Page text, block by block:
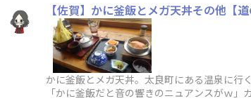
【佐賀】かに釜飯とメガ天丼その他【道
かに釜飯とメガ天丼。太良町にある温泉に行
「かに釜飯だと音の響きのニュアンスがｗ